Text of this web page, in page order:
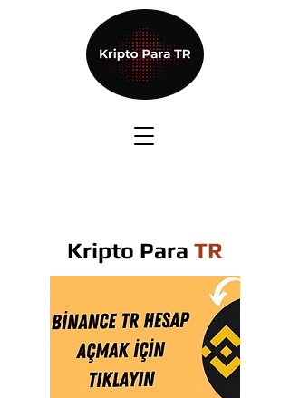
Kripto Para TR